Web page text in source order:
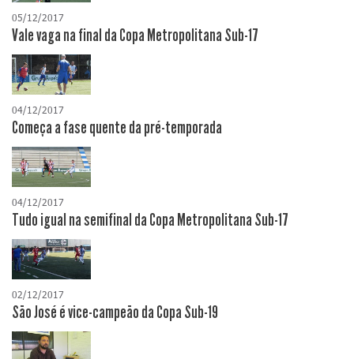
05/12/2017
Vale vaga na final da Copa Metropolitana Sub-17
04/12/2017
Começa a fase quente da pré-temporada
04/12/2017
Tudo igual na semifinal da Copa Metropolitana Sub-17
02/12/2017
São José é vice-campeão da Copa Sub-19